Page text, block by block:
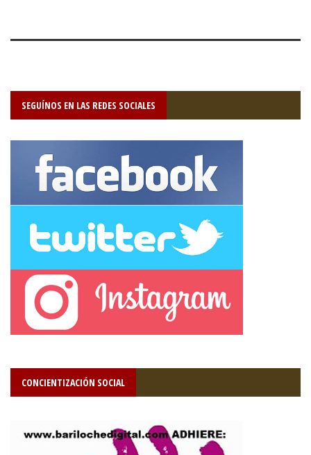
SEGUÍNOS EN LAS REDES SOCIALES
CONCIENTIZACIÓN SOCIAL